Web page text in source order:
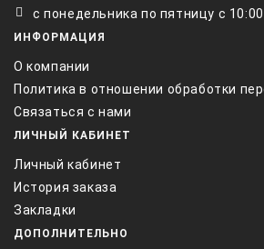
с понедельника по пятницу с
ИНФОРМАЦИЯ
О компании
Политика в отношении обработки
Связаться с нами
ЛИЧНЫЙ КАБИНЕТ
Личный кабинет
История заказа
Закладки
ДОПОЛНИТЕЛЬНО